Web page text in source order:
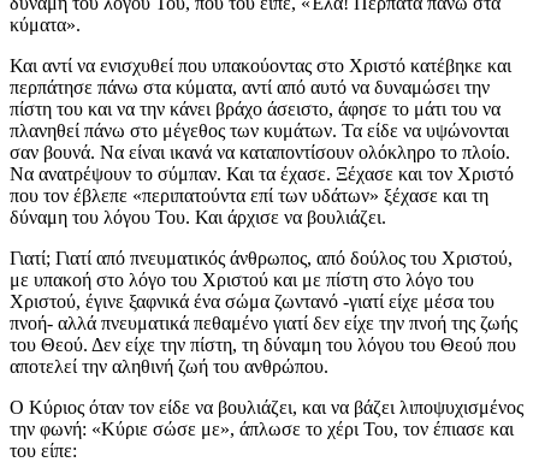
κύματα».
Και αντί να ενισχυθεί που υπακούοντας στο Χριστό κατέβηκε και
περπάτησε πάνω στα κύματα, αντί από αυτό να δυναμώσει την
πίστη του και να την κάνει βράχο άσειστο, άφησε το μάτι του να
πλανηθεί πάνω στο μέγεθος των κυμάτων. Τα είδε να υψώνονται
σαν βουνά. Να είναι ικανά να καταποντίσουν ολόκληρο το πλοίο.
Να ανατρέψουν το σύμπαν. Και τα έχασε. Ξέχασε και τον Χριστό
που τον έβλεπε «περιπατούντα επί των υδάτων» ξέχασε και τη
δύναμη του λόγου Του. Και άρχισε να βουλιάζει.
Γιατί; Γιατί από πνευματικός άνθρωπος, από δούλος του Χριστού,
με υπακοή στο λόγο του Χριστού και με πίστη στο λόγο του
Χριστού, έγινε ξαφνικά ένα σώμα ζωντανό -γιατί είχε μέσα του
πνοή- αλλά πνευματικά πεθαμένο γιατί δεν είχε την πνοή της ζωής
του Θεού. Δεν είχε την πίστη, τη δύναμη του λόγου του Θεού που
αποτελεί την αληθινή ζωή του ανθρώπου.
Ο Κύριος όταν τον είδε να βουλιάζει, και να βάζει λιποψυχισμένος
την φωνή: «Κύριε σώσε με», άπλωσε το χέρι Του, τον έπιασε και
του είπε: